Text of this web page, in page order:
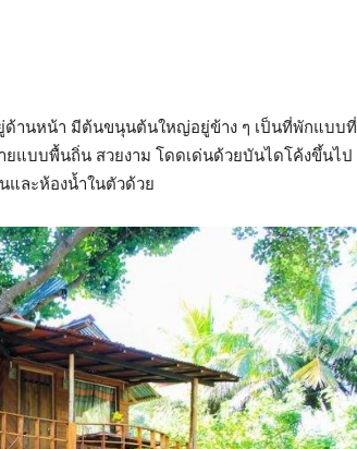
ด้านหน้า มีต้นขนุนต้นใหญ่อยู่ข้าง ๆ เป็นที่พักแบบที่
ยแบบพื้นถิ่น สวยงาม โดดเด่นด้วยบันไดโค้งขึ้นไป
และห้องน้ำในตัวด้วย